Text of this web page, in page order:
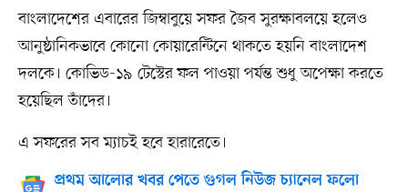
বাংলাদেশের এবারের জিম্বাবুয়ে সফর জৈব সুরক্ষাবলয়ে হলেও
আনুষ্ঠানিকভাবে কোনো কোয়ারেন্টিনে থাকতে হয়নি বাংলাদেশ
দলকে। কোভিড-১৯ টেস্টের ফল পাওয়া পর্যন্ত শুধু অপেক্ষা করতে
হয়েছিল তাঁদের।
এ সফরের সব ম্যাচই হবে হারারেতে।
প্রথম আলোর খবর পেতে গুগল নিউজ চ্যানেল ফলো